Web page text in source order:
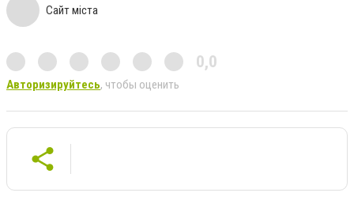
Сайт міста
0,0
Авторизируйтесь, чтобы оценить